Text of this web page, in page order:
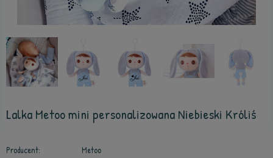
Lalka Metoo mini personalizowana Niebieski Króliś
Producent:
Metoo